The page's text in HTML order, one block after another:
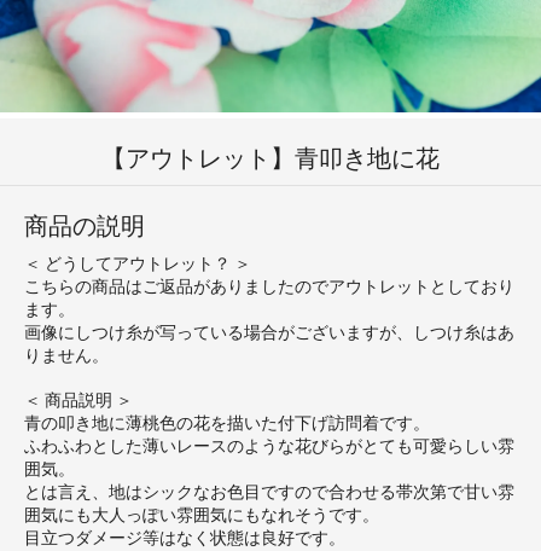
【アウトレット】青叩き地に花
商品の説明
＜ どうしてアウトレット？ ＞
こちらの商品はご返品がありましたのでアウトレットとしており
ます。
画像にしつけ糸が写っている場合がございますが、しつけ糸はあ
りません。
＜ 商品説明 ＞
青の叩き地に薄桃色の花を描いた付下げ訪問着です。
ふわふわとした薄いレースのような花びらがとても可愛らしい雰
囲気。
とは言え、地はシックなお色目ですので合わせる帯次第で甘い雰
囲気にも大人っぽい雰囲気にもなれそうです。
目立つダメージ等はなく状態は良好です。